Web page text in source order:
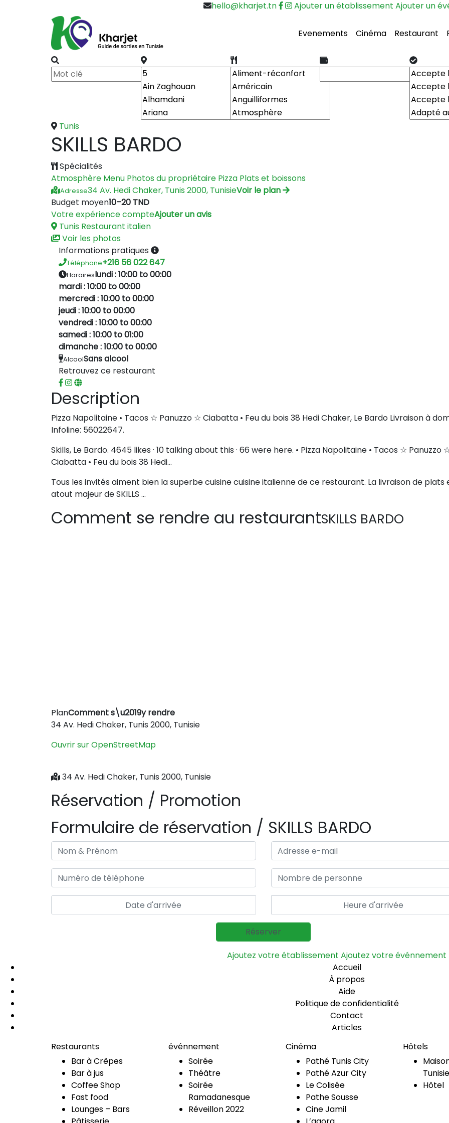
hello@kharjet.tn Ajouter un établissement Ajouter un
Evenements Cinéma Restaurant
Tunis
SKILLS BARDO
Spécialités
Atmosphère Menu Photos du propriétaire Pizza Plats et boissons
Adresse34 Av. Hedi Chaker, Tunis 2000, TunisieVoir le plan
Budget moyen10–20 TND
Votre expérience compteAjouter un avis
Tunis Restaurant italien
Voir les photos
Informations pratiques
Téléphone+216 56 022 647
Horaireslundi : 10:00 to 00:00
mardi : 10:00 to 00:00
mercredi : 10:00 to 00:00
jeudi : 10:00 to 00:00
vendredi : 10:00 to 00:00
samedi : 10:00 to 01:00
dimanche : 10:00 to 00:00
AlcoolSans alcool
Retrouvez ce restaurant
Description
Pizza Napolitaine • Tacos ☆ Panuzzo ☆ Ciabatta • Feu du bois 38 Hedi Chaker, Le Bardo Livraison à
Infoline: 56022647.
Skills, Le Bardo. 4645 likes · 10 talking about this · 66 were here. • Pizza Napolitaine • Tacos ☆ Panuzzo
Ciabatta • Feu du bois 38 Hedi…
Tous les invités aiment bien la superbe cuisine cuisine italienne de ce restaurant. La livraison de plats
atout majeur de SKILLS …
Comment se rendre au restaurantSKILLS BARDO
+
PlanComment s\u2019y rendre
34 Av. Hedi Chaker, Tunis 2000, Tunisie
Ouvrir sur OpenStreetMap
34 Av. Hedi Chaker, Tunis 2000, Tunisie
Réservation / Promotion
Formulaire de réservation / SKILLS BARDO
Ajoutez votre établissement Ajoutez votre événnement
Accueil
À propos
Aide
Politique de confidentialité
Contact
Articles
Restaurants
Bar à Crêpes
Bar à jus
Coffee Shop
Fast food
Lounges – Bars
événnement
Soirée
Théâtre
Soirée
Ramadanesque
Réveillon 2022
Cinéma
Pathé Tunis City
Pathé Azur City
Le Colisée
Pathe Sousse
Cine Jamil
Hôtels
Tunisie
Hôtel